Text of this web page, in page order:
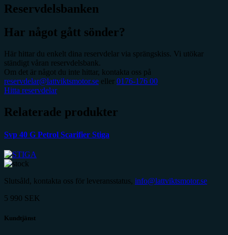
Reservdelsbanken
Har något gått sönder?
Här hittar du enkelt dina reservdelar via sprängskiss. Vi utökar
ständigt våran reservdelsbank.
Om det är något du inte hittar, kontakta oss på
reservdelar@lattviktsmotor.se eller 0176-176 00
Hitta reservdelar
Relaterade produkter
Svp 40 G Petrol Scarifier Stiga
Slutsåld, kontakta oss för leveransstatus, info@lattviktsmotor.se
5 990 SEK
Kundtjänst